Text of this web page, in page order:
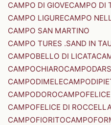
CAMPO DI GIOVECAMPO DI
CAMPO LIGURECAMPO
CAMPO SAN MARTINO
CAMPO TURES .SAND IN
CAMPOBELLO DI LICATA
CAMPOCHIARO
CAMPODIMELE
CAMPODORO
CAMPOFELICE DI
CAMPOFIORITO